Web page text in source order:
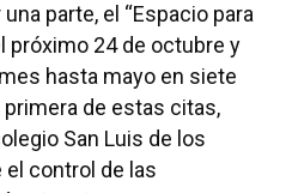
parte, el “Espacio para
próximo 24 de octubre y
hasta mayo en siete
de estas citas,
San Luis de los
el control de las